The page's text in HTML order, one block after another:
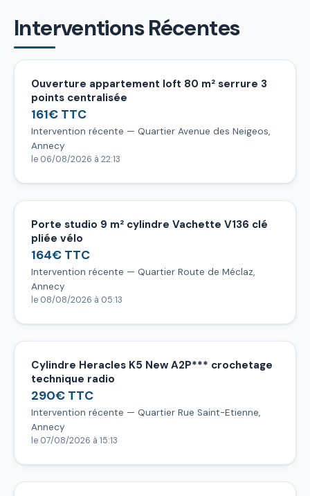
Interventions Récentes
Ouverture appartement loft 80 m² serrure 3
points centralisée
161€ TTC
Intervention récente — Quartier Avenue des Neigeos,
Annecy
le 06/08/2026 à 22:13
Porte studio 9 m² cylindre Vachette V136 clé
pliée vélo
164€ TTC
Intervention récente — Quartier Route de Méclaz,
Annecy
le 08/08/2026 à 05:13
Cylindre Heracles K5 New A2P*** crochetage
technique radio
290€ TTC
Intervention récente — Quartier Rue Saint-Etienne,
Annecy
le 07/08/2026 à 15:13